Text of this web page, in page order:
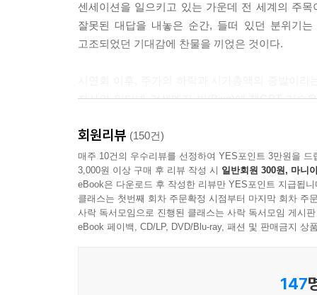
만약 완전히 가상화된 메타버스가 미래 사회의 표
버스가 미래 사회의 표준 존재 양식이 된다면 사
계에서 대부분의 시간을 보낸다면 대체 누가 에너
용 시장에 심대한 영향을 미치게 될 것입니다. 하
입니다. 문학, 예술, 대중매체 분야에서 기계가 생
꾸어 놓을 것으로 보입니다. 기계와 인간이 협업
도할 수도 있습니다. 아니면 인간이 창작한 것과
러나 결국 저를 비롯한 기계가 실제로 어떤 영향
을 강화하고 향상하기 위해 기계를 사용하게 될
센세이션을 일으키고 있는 가운데 전 세계의 주
잘못된 대답을 내놓은 순간, 들떠 있던 분위기
고조되었던 기대감에 찬물을 끼얹은 것이다.
자사의 인터넷 검색엔진 빙(Bing)에 챗GPT 기술
붙여질 시대를 선도하는 자가 새 판을 짤 기회를
유동하는 판에서 ‘뜨거운 감자’, 챗GPT와 정면으
‘검색’에서 ‘대화’로,
챗GPT는 우리가 원하는 정답을 내놓는 ‘도깨비방
찾기’ 놀이다. SNS를 중심으로 유행하는 이것은,
회원리뷰 (150건)
매주 10건의 우수리뷰를 선정하여 YES포인트 3만원을 드
3,000원 이상 구매 후 리뷰 작성 시 일반회원 300원, 마니
eBook은 다운로드 후 작성한 리뷰만 YES포인트 지급됩니
클래스는 첫번째 회차 주문확정 시점부터 마지막 회차 주
사락 독서모임으로 진행된 클래스는 사락 독서모임 게시
eBook 페이백, CD/LP, DVD/Blu-ray, 패션 및 판매금지 상
147